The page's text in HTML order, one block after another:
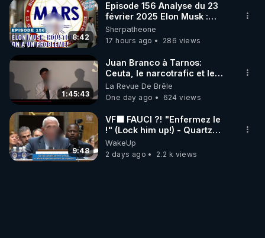
8:42
Episode 156 Analyse du 23
février 2025 Elon Musk :
Houston , on a un problème !
Sherpatheone
17 hours ago
286 views
1:45:43
Juan Branco à Tarnos:
Ceuta, le narcotrafic et le
pouvoir en France
La Revue De Brêle
One day ago
624 views
9:48
VF🟩 FAUCI ?! "Enfermez le
!" (Lock him up!) - Quartz
Traduction
WakeUp
2 days ago
2.2 k views